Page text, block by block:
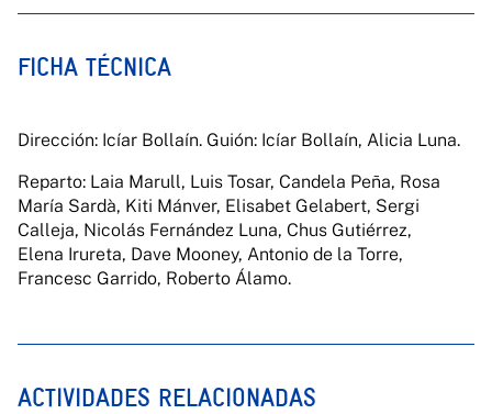
FICHA TÉCNICA
Dirección: Icíar Bollaín. Guión: Icíar Bollaín, Alicia Luna.
Reparto: Laia Marull, Luis Tosar, Candela Peña, Rosa
María Sardà, Kiti Mánver, Elisabet Gelabert, Sergi
Calleja, Nicolás Fernández Luna, Chus Gutiérrez,
Elena Irureta, Dave Mooney, Antonio de la Torre,
Francesc Garrido, Roberto Álamo.
ACTIVIDADES RELACIONADAS